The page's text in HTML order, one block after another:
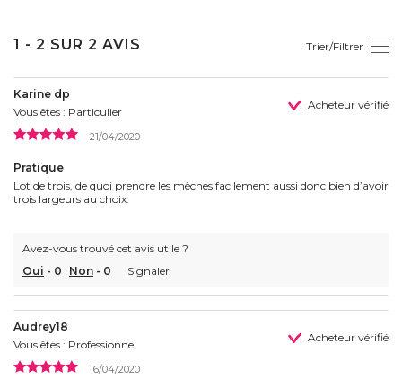
1 - 2 SUR 2 AVIS Trier/Filtrer
Karine dp
Vous êtes : Particulier
Acheteur vérifié
21/04/2020
Pratique
Lot de trois, de quoi prendre les mèches facilement aussi donc bien d’avoir
trois largeurs au choix.
Avez-vous trouvé cet avis utile ?
Oui - 0 Non - 0 Signaler
Audrey18
Vous êtes : Professionnel
Acheteur vérifié
16/04/2020